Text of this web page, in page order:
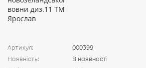
Артикул:
000399
Наявність:
В наявності